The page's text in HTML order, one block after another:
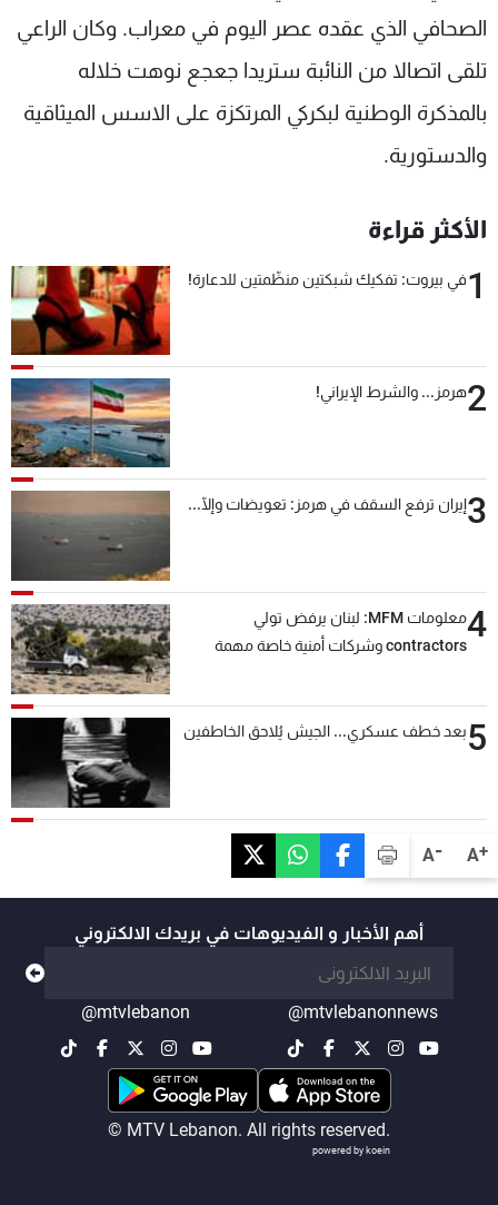
A+
A-
الصحافي الذي عقده عصر اليوم في معراب. وكان الراعي
تلقى اتصالا من النائبة ستريدا جعجع نوهت خلاله
بالمذكرة الوطنية لبكركي المرتكزة على الاسس الميثاقية
والدستورية.
الأكثر قراءة
1في بيروت: تفكيك شبكتين منظّمتين للدعارة!
2هرمز... والشرط الإيراني!
3إيران ترفع السقف في هرمز: تعويضات وإلّا...
4
معلومات MFM: لبنان يرفض تولي
contractors وشركات أمنية خاصة مهمة
5بعد خطف عسكري... الجيش يُلاحق الخاطفين
أهم الأخبار و الفيديوهات في بريدك الالكتروني
@mtvlebanonnews
@mtvlebanon
© MTV Lebanon. All rights reserved.
powered by koein